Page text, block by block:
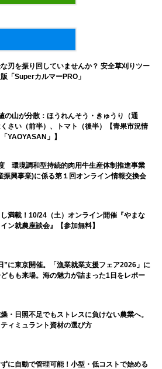
刃を振り回していませんか？ 安全草刈りツー
「SuperカルマーPRO」
の山が分散：ほうれんそう・きゅうり（通
さい（前半）、トマト（後半）【青果市況情
YAOYASAN」】
環境調和型持続的肉用牛生産体制推進事業
振興事業)に係る第１回オンライン情報交換会
満載！10/24（土）オンライン開催『やまな
ン就農座談会』【参加無料】
”に東京開催。「漁業就業支援フェア2026」に
もも来場。海の魅力が詰まった1日をレポー
・日照不足でもストレスに負けない農業へ。
ィミュラント資材の選び方
に自動で管理可能！小型・低コストで始める